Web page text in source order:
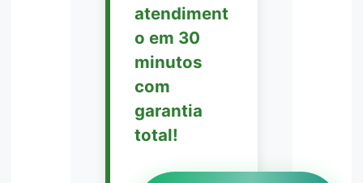
atendiment
o em 30
minutos
com
garantia
total!